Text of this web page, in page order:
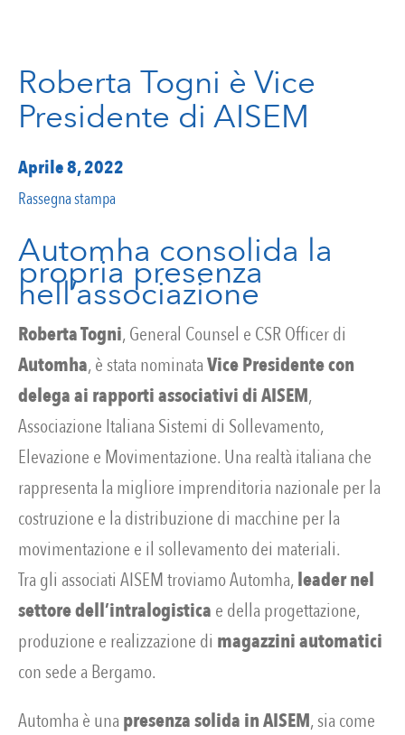
Roberta Togni è Vice
Presidente di AISEM
Aprile 8, 2022
Rassegna stampa
Automha consolida la
propria presenza
nell’associazione
Roberta Togni, General Counsel e CSR Officer di
Automha, è stata nominataVice Presidente con
delega ai rapporti associativi di AISEM,
Associazione Italiana Sistemi di Sollevamento,
Elevazione e Movimentazione. Una realtà italiana che
rappresenta la migliore imprenditoria nazionale per la
costruzione e la distribuzione di macchine per la
movimentazione e il sollevamento dei materiali.
Tra gli associati AISEM troviamo Automha, leader nel
settore dell’intralogistica e della progettazione,
produzione e realizzazione di magazzini automatici
con sede a Bergamo.
Automha è una presenza solida in AISEM, sia come